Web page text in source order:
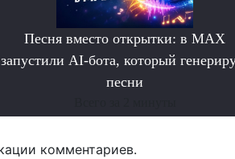
Песня вместо открытки: в MAX
запустили AI-бота, который
песни
комментариев.